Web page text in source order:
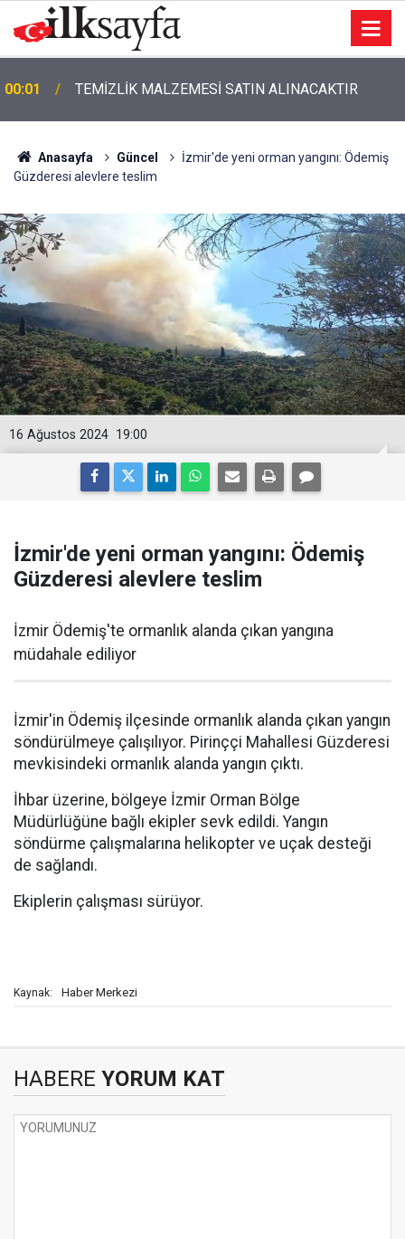
00:01 TEMİZLİK MALZEMESİ SATIN ALINACAKTIR
Anasayfa Güncel
İzmir'de yeni orman yangını: Ödemiş
Güzderesi alevlere teslim
19:00
16 Ağustos 2024
İzmir'de yeni orman yangını: Ödemiş
Güzderesi alevlere teslim
İzmir Ödemiş'te ormanlık alanda çıkan yangına
müdahale ediliyor
İzmir'in Ödemiş ilçesinde ormanlık alanda çıkan yangın
söndürülmeye çalışılıyor. Pirinççi Mahallesi Güzderesi
mevkisindeki ormanlık alanda yangın çıktı.
İhbar üzerine, bölgeye İzmir Orman Bölge
Müdürlüğüne bağlı ekipler sevk edildi. Yangın
söndürme çalışmalarına helikopter ve uçak desteği
de sağlandı.
Ekiplerin çalışması sürüyor.
Kaynak: Haber Merkezi
HABERE YORUM KAT